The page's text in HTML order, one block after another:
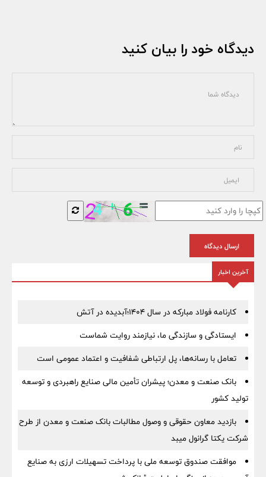
دیدگاه خود را بیان کنید
ارسال دیدگاه
آخرین اخبار
کارنامه فولاد مبارکه در سال ۱۴۰۴؛آبدیده در آتش
ایستادگی و سازندگی ما، نیازمند روایت شماست
تعامل با رسانه‌ها، پل ارتباطی شفافیت و اعتماد عمومی است
بانک صنعت و معدن؛ پیشران تأمین مالی صنایع راهبردی و توسعه
تولید کشور
بازدید معاون حقوقی و وصول مطالبات بانک صنعت و معدن از طرح
شرکت یکتا گرانول میبد
موافقت صندوق توسعه ملی با پرداخت تسهیلات ارزی به صنایع